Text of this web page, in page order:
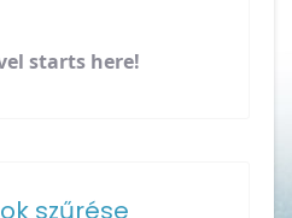
starts here!
szűrése